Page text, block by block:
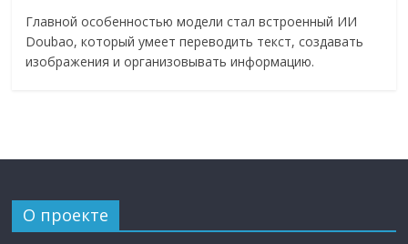
Главной особенностью модели стал встроенный ИИ
Doubao, который умеет переводить текст, создавать
изображения и организовывать информацию.
О проекте